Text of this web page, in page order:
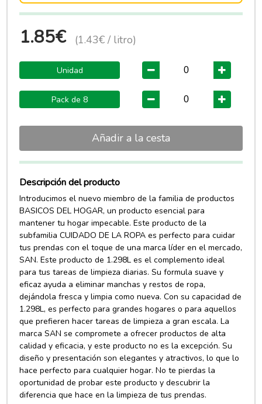
1.85€ (1.43€ / litro)
Unidad
Pack de 8
Añadir a la cesta
Descripción del producto
Introducimos el nuevo miembro de la familia de productos
BASICOS DEL HOGAR, un producto esencial para
mantener tu hogar impecable. Este producto de la
subfamilia CUIDADO DE LA ROPA es perfecto para cuidar
tus prendas con el toque de una marca líder en el mercado,
SAN. Este producto de 1.298L es el complemento ideal
para tus tareas de limpieza diarias. Su formula suave y
eficaz ayuda a eliminar manchas y restos de ropa,
dejándola fresca y limpia como nueva. Con su capacidad de
1.298L, es perfecto para grandes hogares o para aquellos
que prefieren hacer tareas de limpieza a gran escala. La
marca SAN se compromete a ofrecer productos de alta
calidad y eficacia, y este producto no es la excepción. Su
diseño y presentación son elegantes y atractivos, lo que lo
hace perfecto para cualquier hogar. No te pierdas la
oportunidad de probar este producto y descubrir la
diferencia que hace en la limpieza de tus prendas.